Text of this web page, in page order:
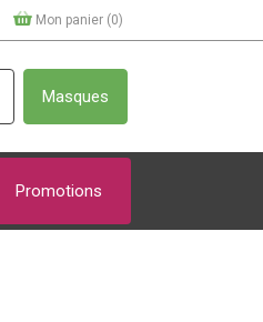
Mon panier (0)
Masques
Promotions